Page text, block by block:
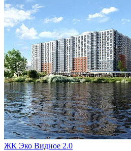
ЖК Эко Видное 2.0